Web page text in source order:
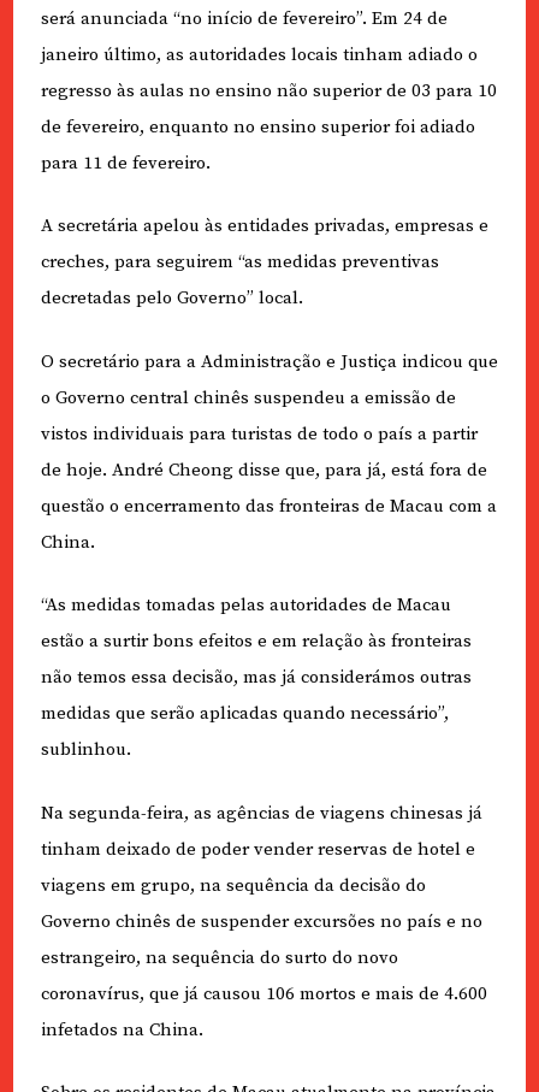
será anunciada “no início de fevereiro”. Em 24 de
janeiro último, as autoridades locais tinham adiado o
regresso às aulas no ensino não superior de 03 para 10
de fevereiro, enquanto no ensino superior foi adiado
para 11 de fevereiro.
A secretária apelou às entidades privadas, empresas e
creches, para seguirem “as medidas preventivas
decretadas pelo Governo” local.
O secretário para a Administração e Justiça indicou que
o Governo central chinês suspendeu a emissão de
vistos individuais para turistas de todo o país a partir
de hoje. André Cheong disse que, para já, está fora de
questão o encerramento das fronteiras de Macau com a
China.
“As medidas tomadas pelas autoridades de Macau
estão a surtir bons efeitos e em relação às fronteiras
não temos essa decisão, mas já considerámos outras
medidas que serão aplicadas quando necessário”,
sublinhou.
Na segunda-feira, as agências de viagens chinesas já
tinham deixado de poder vender reservas de hotel e
viagens em grupo, na sequência da decisão do
Governo chinês de suspender excursões no país e no
estrangeiro, na sequência do surto do novo
coronavírus, que já causou 106 mortos e mais de 4.600
infetados na China.